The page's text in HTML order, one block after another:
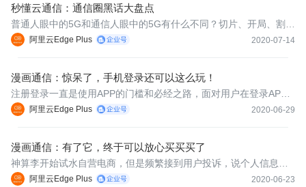
秒懂云通信：通信圈黑话大盘点
阿里云Edge Plus 2020-07-14
普通人眼中的5G和通信人眼中的5G有什么不同？切片、开局、割
接、外场、封网这些看似平常的词，在通信圈竟然是这种意思？
漫画通信：惊呆了，手机登录还可以这么玩！
阿里云Edge Plus 2020-06-29
注册登录一直是使用APP的门槛和必经之路，面对用户在登录AP
P、注册、观看H5等环节都需要反复登录的痛点，你的APP该怎么
漫画通信：有了它，终于可以放心买买买了
阿里云Edge Plus 2020-06-23
神算李开始试水自营电商，但是频繁接到用户投诉，说个人信息遭
受泄露！神算李十分疑惑：客户信息究竟在哪个环节泄露的？怎么